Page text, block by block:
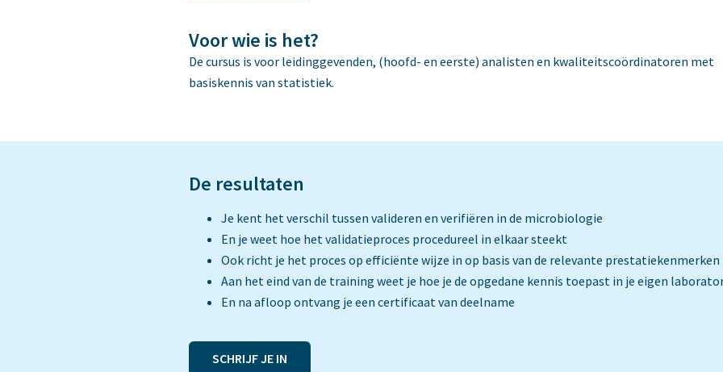
Voor wie is het?
De cursus is voor leidinggevenden, (hoofd- en eerste) analisten en kwaliteitscoördinatoren met
basiskennis van statistiek.
De resultaten
Je kent het verschil tussen valideren en verifiëren in de microbiologie
En je weet hoe het validatieproces procedureel in elkaar steekt
Ook richt je het proces op efficiënte wijze in op basis van de relevante prestatiekenmerken
Aan het eind van de training weet je hoe je de opgedane kennis toepast in je eigen
En na afloop ontvang je een certificaat van deelname
SCHRIJF JE IN